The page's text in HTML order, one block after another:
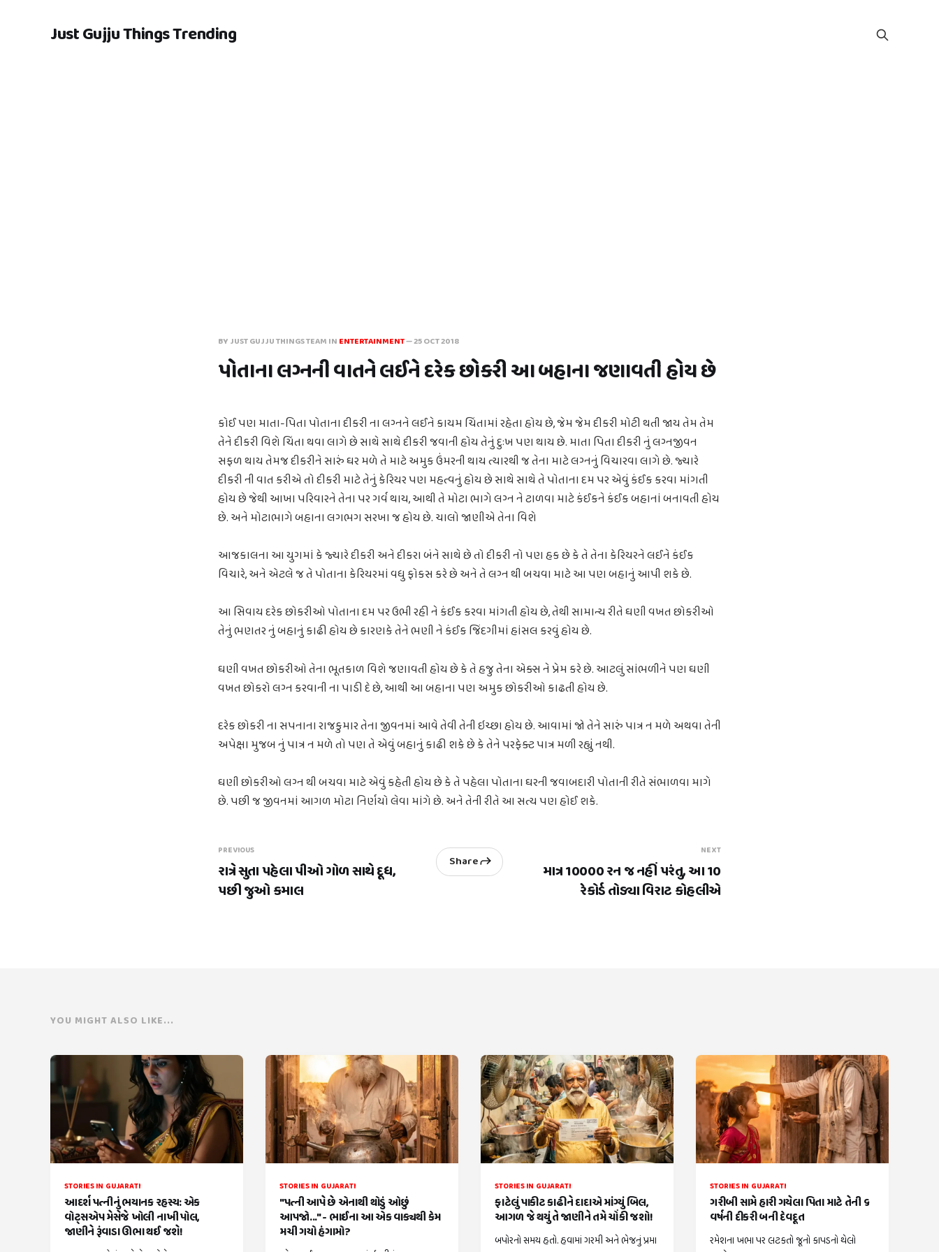
Just Gujju Things Trending
BY JUST GUJJU THINGS TEAM IN ENTERTAINMENT—25 OCT 2018
પોતાના લગ્નની વાતને લઈને દરેક છોકરી આ બહાના જણાવતી હોય છે
કોઈ પણ માતા-પિતા પોતાના દીકરી ના લગ્નને લઈને કાયમ ચિંતામાં રહેતા હોય છે, જેમ જેમ દીકરી મોટી થતી જાય તેમ તેમ
તેને દીકરી વિશે ચિંતા થવા લાગે છે સાથે સાથે દીકરી જવાની હોય તેનું દુઃખ પણ થાય છે. માતા પિતા દીકરી નું લગ્નજીવન
સફળ થાય તેમજ દીકરીને સારું ઘર મળે તે માટે અમુક ઉંમરની થાય ત્યારથી જ તેના માટે લગ્નનું વિચારવા લાગે છે. જ્યારે
દીકરી ની વાત કરીએ તો દીકરી માટે તેનું કેરિયર પણ મહત્વનું હોય છે સાથે સાથે તે પોતાના દમ પર એવું કંઈક કરવા માંગતી
હોય છે જેથી આખા પરિવારને તેના પર ગર્વ થાય, આથી તે મોટા ભાગે લગ્ન ને ટાળવા માટે કંઈકને કંઈક બહાનાં બનાવતી હોય
છે. અને મોટાભાગે બહાના લગભગ સરખા જ હોય છે. ચાલો જાણીએ તેના વિશે
આજકાલના આ યુગમાં કે જ્યારે દીકરી અને દીકરા બંને સાથે છે તો દીકરી નો પણ હક છે કે તે તેના કેરિયરને લઈને કંઈક
વિચારે, અને એટલે જ તે પોતાના કેરિયરમાં વધુ ફોકસ કરે છે અને તે લગ્ન થી બચવા માટે આ પણ બહાનું આપી શકે છે.
આ સિવાય દરેક છોકરીઓ પોતાના દમ પર ઉભી રહી ને કંઈક કરવા માંગતી હોય છે, તેથી સામાન્ય રીતે ઘણી વખત છોકરીઓ
તેનું ભણતર નું બહાનું કાઢી હોય છે કારણકે તેને ભણી ને કંઈક જિંદગીમાં હાંસલ કરવું હોય છે.
ઘણી વખત છોકરીઓ તેના ભૂતકાળ વિશે જણાવતી હોય છે કે તે હજુ તેના એક્સ ને પ્રેમ કરે છે. આટલું સાંભળીને પણ ઘણી
વખત છોકરો લગ્ન કરવાની ના પાડી દે છે, આથી આ બહાના પણ અમુક છોકરીઓ કાઢતી હોય છે.
દરેક છોકરી ના સપનાના રાજકુમાર તેના જીવનમાં આવે તેવી તેની ઇચ્છા હોય છે. આવામાં જો તેને સારું પાત્ર ન મળે અથવા તેની
અપેક્ષા મુજબ નું પાત્ર ન મળે તો પણ તે એવું બહાનું કાઢી શકે છે કે તેને પરફેક્ટ પાત્ર મળી રહ્યું નથી.
ઘણી છોકરીઓ લગ્ન થી બચવા માટે એવું કહેતી હોય છે કે તે પહેલા પોતાના ઘરની જવાબદારી પોતાની રીતે સંભાળવા માગે
છે. પછી જ જીવનમાં આગળ મોટા નિર્ણયો લેવા માંગે છે. અને તેની રીતે આ સત્ય પણ હોઈ શકે.
PREVIOUS
રાત્રે સુતા પહેલા પીઓ ગોળ સાથે દૂધ,
પછી જુઓ કમાલ
Share
NEXT
માત્ર 10000 રન જ નહીં પરંતુ, આ 10
રેકોર્ડ તોડ્યા વિરાટ કોહલીએ
YOU MIGHT ALSO LIKE...
STORIES IN GUJARATI
આદર્શ પત્નીનું ભયાનક રહસ્ય: એક
વોટ્સએપ મેસેજે ખોલી નાખી પોલ,
જાણીને રૂંવાડા ઊભા થઈ જશે!
STORIES IN GUJARATI
"પત્ની આપે છે એનાથી થોડું ઓછું
આપજો..." - ભાઈના આ એક વાક્યથી કેમ
મચી ગયો હંગામો?
STORIES IN GUJARATI
ફાટેલું પાકીટ કાઢીને દાદાએ માંગ્યું બિલ,
આગળ જે થયું તે જાણીને તમે ચોંકી જશો!
બપોરનો સમય હતો. હવામાં ગરમી અને ભેજનું પ્રમા
STORIES IN GUJARATI
ગરીબી સામે હારી ગયેલા પિતા માટે તેની ૬
વર્ષની દીકરી બની દેવદૂત
રમેશના ખભા પર લટકતો જૂનો કાપડનો થેલો